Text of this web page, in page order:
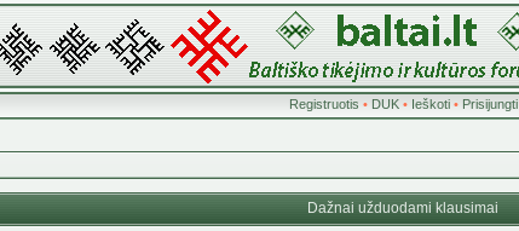
Registruotis • DUK• Ieškoti• Prisijungti
Dažnai užduodami klausimai